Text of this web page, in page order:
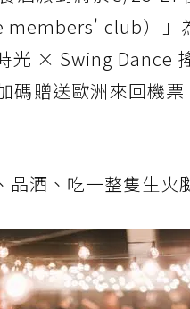
club）」
光 × Swing Dance
碼贈送歐洲來回機
酒、吃一整隻生火